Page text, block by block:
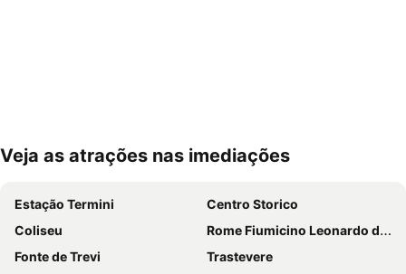
Ampliar mapa
Veja as atrações nas imediações
Estação Termini
Centro Storico
Coliseu
Rome Fiumicino Leonardo da Vinci International Airport
Fonte de Trevi
Trastevere